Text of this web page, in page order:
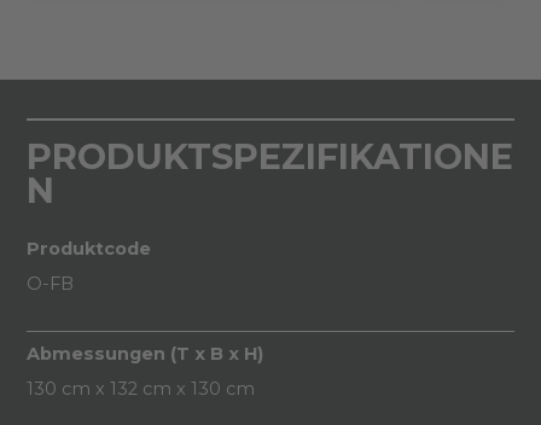
PRODUKTSPEZIFIKATIONE
N
Produktcode
O-FB
Abmessungen (T x B x H)
130 cm x 132 cm x 130 cm